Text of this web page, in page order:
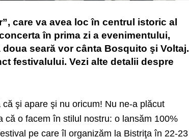
care va avea loc în centrul istoric al
în prima zi a evenimentului,
seară vor cânta Bosquito şi Voltaj.
festivalului. Vezi alte detalii despre
şi apare şi nu oricum! Nu ne-a plăcut
că o facem în stilul nostru: o lansăm 100%
pe care îl organizăm la Bistriţa în 22-23